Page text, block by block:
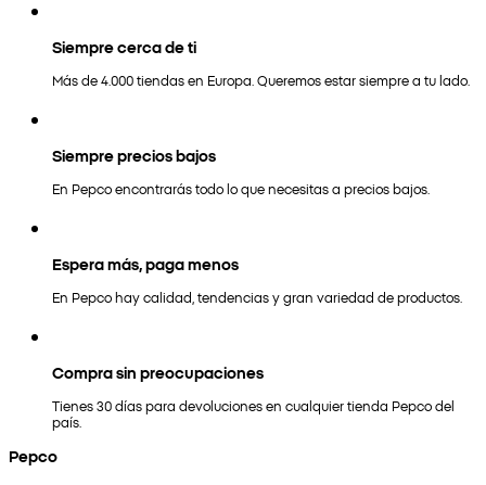
Siempre cerca de ti
Más de 4.000 tiendas en Europa. Queremos estar siempre a tu lado.
Siempre precios bajos
En Pepco encontrarás todo lo que necesitas a precios bajos.
Espera más, paga menos
En Pepco hay calidad, tendencias y gran variedad de productos.
Compra sin preocupaciones
Tienes 30 días para devoluciones en cualquier tienda Pepco del
país.
Pepco